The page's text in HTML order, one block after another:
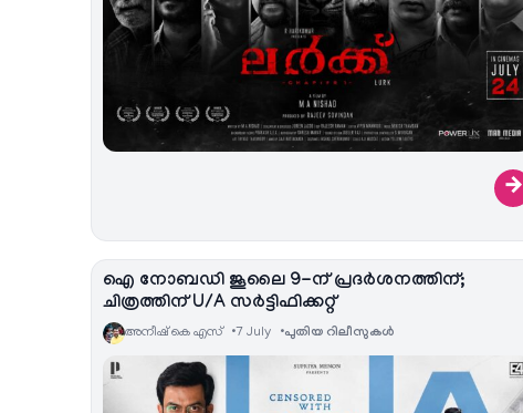
→
ഐ നോബഡി ജൂലൈ 9-ന് പ്രദർശനത്തിന്;
ചിത്രത്തിന് U/A സർട്ടിഫിക്കറ്റ്
അനീഷ്‌ കെ എസ് 7 July പുതിയ റിലീസുകള്‍